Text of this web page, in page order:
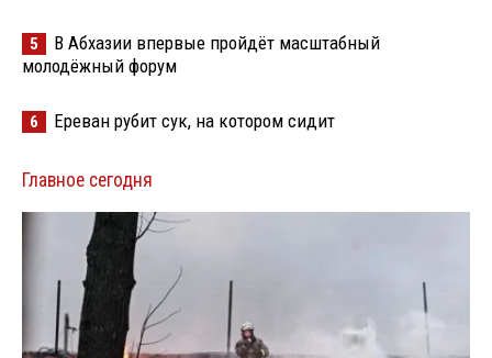
5
В Абхазии впервые пройдёт масштабный
молодёжный форум
6 Ереван рубит сук, на котором сидит
Главное сегодня